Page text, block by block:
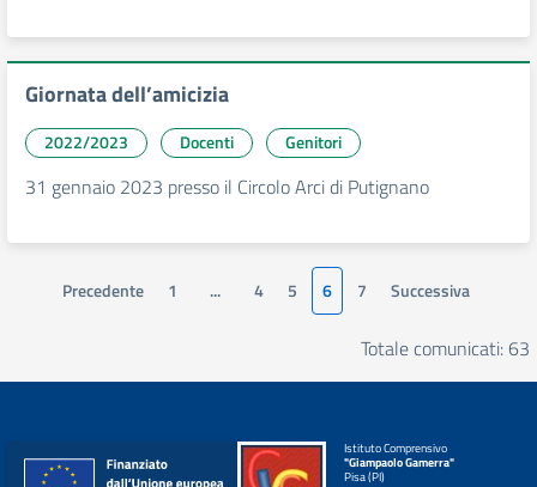
Giornata dell’amicizia
2022/2023 Docenti Genitori
31 gennaio 2023 presso il Circolo Arci di Putignano
Precedente 1 ... 4 5 6 7 Successiva
Totale comunicati: 63
Istituto Comprensivo
"Giampaolo Gamerra"
Pisa (PI)